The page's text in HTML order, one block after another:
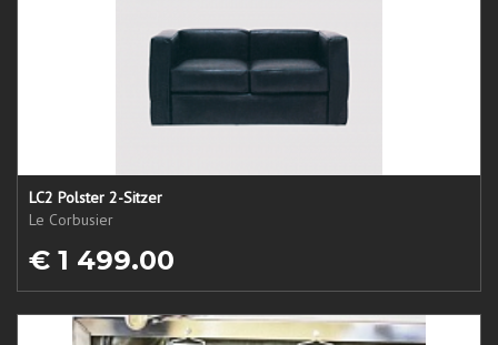
LC2 Polster 2-Sitzer
Le Corbusier
€ 1 499.00